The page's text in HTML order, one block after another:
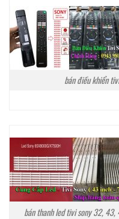
bán điều khiển
bán thanh led tivi sony 32,